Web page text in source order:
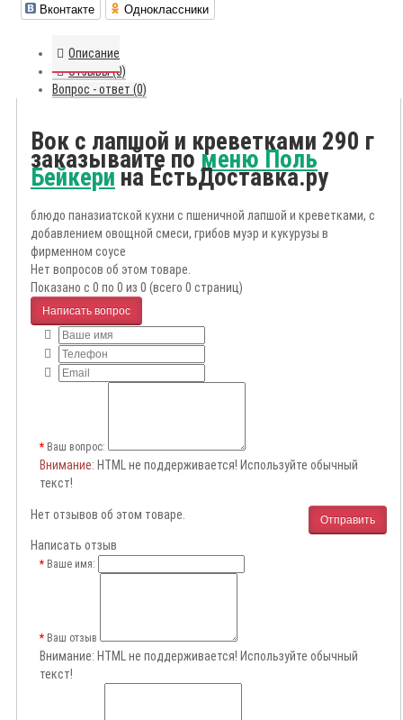
Вконтакте Одноклассники
Описание
Отзывы (0)
Вопрос - ответ (0)
Вок с лапшой и креветками 290 г
заказывайте поменю Поль
Бейкерина ЕстьДоставка.ру
блюдо паназиатской кухни с пшеничной лапшой и креветками, с
добавлением овощной смеси, грибов муэр и кукурузы в
фирменном соусе
Нет вопросов об этом товаре.
Показано с 0 по 0 из 0 (всего 0 страниц)
Написать вопрос
Ваш вопрос:
Внимание: HTML не поддерживается! Используйте обычный
текст!
Отправить
Нет отзывов об этом товаре.
Написать отзыв
Ваше имя:
Ваш отзыв
Внимание: HTML не поддерживается! Используйте обычный
текст!